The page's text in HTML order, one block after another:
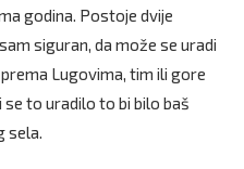
godina. Postoje dvije
siguran, da može se uradi
Lugovima, tim ili gore
se to uradilo to bi bilo baš
sela.